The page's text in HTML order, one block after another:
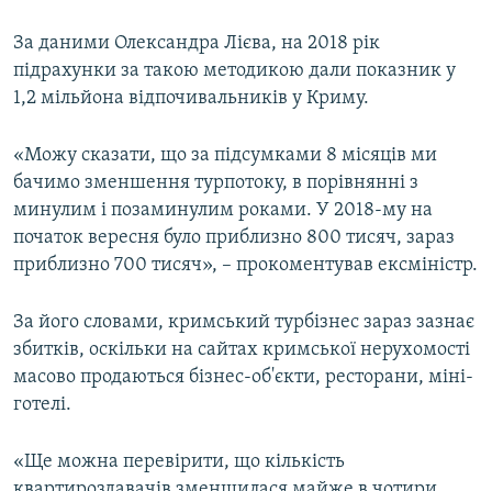
Усі сайти RFE/RL
За даними Олександра Лієва, на 2018 рік
підрахунки за такою методикою дали показник у
1,2 мільйона відпочивальників у Криму.
«Можу сказати, що за підсумками 8 місяців ми
бачимо зменшення турпотоку, в порівнянні з
минулим і позаминулим роками. У 2018-му на
початок вересня було приблизно 800 тисяч, зараз
приблизно 700 тисяч», – прокоментував ексміністр.
За його словами, кримський турбізнес зараз зазнає
збитків, оскільки на сайтах кримської нерухомості
масово продаються бізнес-об'єкти, ресторани, міні-
готелі.
«Ще можна перевірити, що кількість